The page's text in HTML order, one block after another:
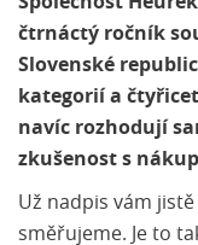
čtrnáctý ročník
Slovenské
kategorií a
navíc rozhodují
zkušenost s
Už nadpis vám
směřujeme. Je to